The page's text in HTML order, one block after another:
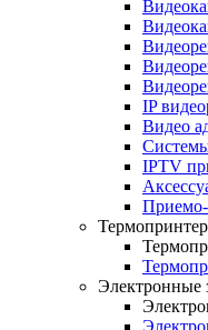
IP
Видео
IPTV
Приемо-
Электронные